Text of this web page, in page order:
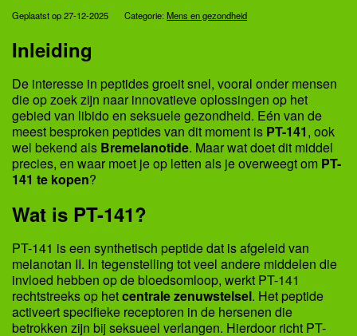
Geplaatst op 27-12-2025 Categorie:Mens en gezondheid
Inleiding
De interesse in peptides groeit snel, vooral onder mensen
die op zoek zijn naar innovatieve oplossingen op het
gebied van libido en seksuele gezondheid. Eén van de
meest besproken peptides van dit moment is PT-141, ook
wel bekend als Bremelanotide. Maar wat doet dit middel
precies, en waar moet je op letten als je overweegt om PT-
141 te kopen?
Wat is PT-141?
PT-141 is een synthetisch peptide dat is afgeleid van
melanotan II. In tegenstelling tot veel andere middelen die
invloed hebben op de bloedsomloop, werkt PT-141
rechtstreeks op hetcentrale zenuwstelsel. Het peptide
activeert specifieke receptoren in de hersenen die
betrokken zijn bij seksueel verlangen. Hierdoor richt PT-